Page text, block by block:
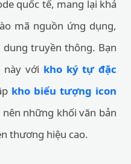
quốc tế, mang lại khả
mã nguồn ứng dụng,
truyền thông. Bạn
này với kho ký tự đặc
kho biểu tượng icon
nên những khối văn bản
thương hiệu cao.